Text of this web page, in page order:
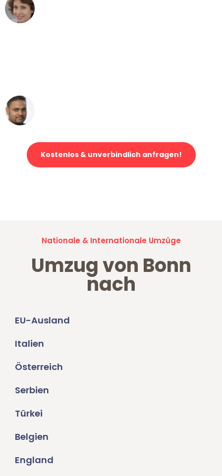
Kostenlos & unverbindlich anfragen!
Nationale & Internationale Umzüge
Umzug von Bonn
nach
EU-Ausland
Italien
Österreich
Serbien
Türkei
Belgien
England